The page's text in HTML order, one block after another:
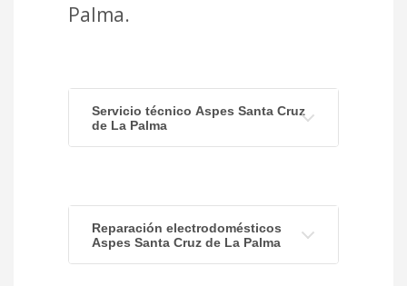
Palma.
Servicio técnico Aspes Santa Cruz
de La Palma
Reparación electrodomésticos
Aspes Santa Cruz de La Palma